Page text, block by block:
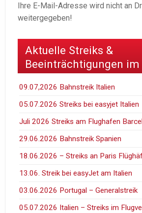
Ihre E-Mail-Adresse wird nicht an
weitergegeben!
Aktuelle Streiks &
Beeinträchtigungen im
09.07,2026 Bahnstreik Italien
05.07.2026 Streiks bei easyjet Italien
Juli 2026 Streiks am Flughafen
29.06.2026 Bahnstreik Spanien
18.06.2026 – Streiks an Paris
13.06. Streik bei easyJet am Italien
03.06.2026 Portugal – Generalstreik
05.07.2026 Italien – Streiks im